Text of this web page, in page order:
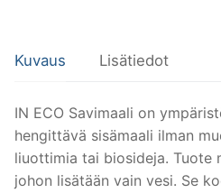
Kuvaus Lisätiedot
IN ECO Savimaali on
hengittävä sisämaali ilman
liuottimia tai biosideja. Tuote
johon lisätään vain vesi. Se